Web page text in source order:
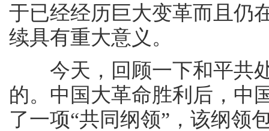
于已经经历巨大变革而且仍
续具有重大意义。
今天，回顾一下和平共处
的。中国大革命胜利后，中
了一项“共同纲领”，该纲领